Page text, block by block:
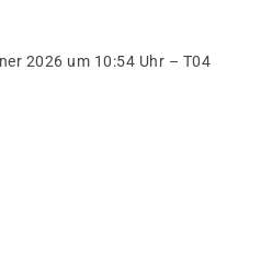
2026 um 10:54 Uhr – T04